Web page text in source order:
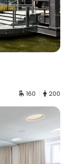
160 200